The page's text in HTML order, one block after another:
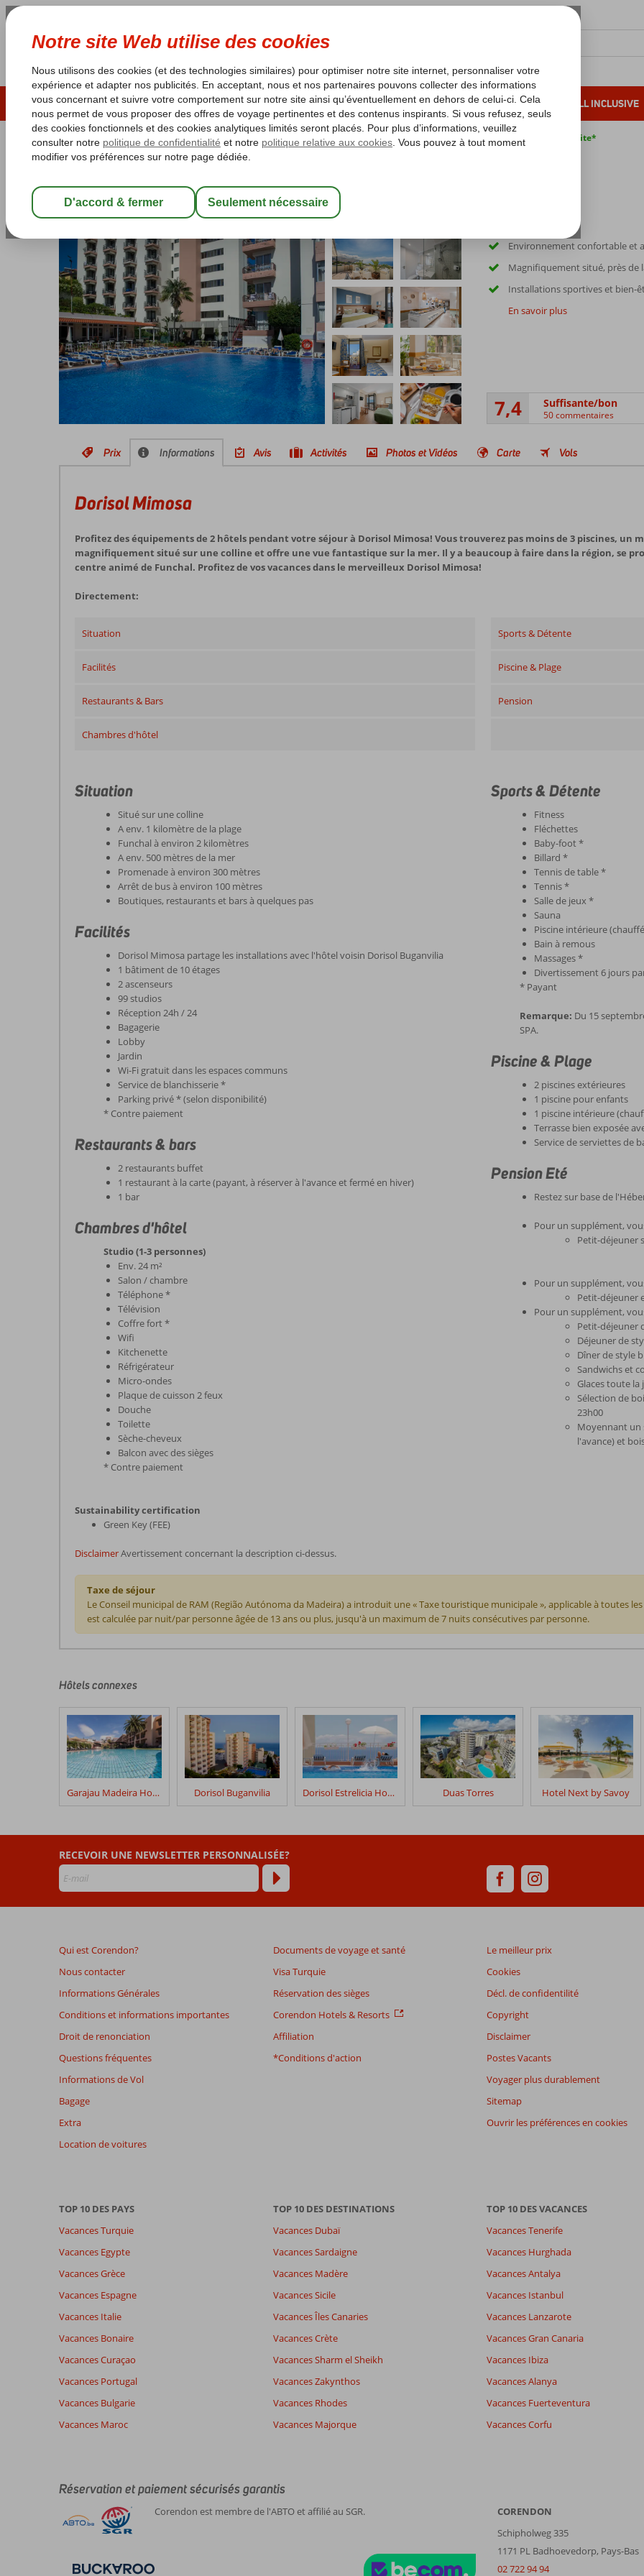
ÉTÉ 2026 LAST MINUTES SOLEIL D'HIVER VACANCES AU SOLEIL ALL INCLUSIVE
Les garanties de vacances Garantie du prix le plus bas* Pas de surcharge carburant Annulation gratuite*
Dorisol Mimosa
Environnement confortable et
Magnifiquement situé, près de
Installations sportives et bien-
En savoir plus
7,4 Suffisante/bon
50 commentaires
Prix Informations Avis Activités Photos et Vidéos Carte Vols
Dorisol Mimosa
Profitez des équipements de 2 hôtels pendant votre séjour à Dorisol Mimosa! Vous trouverez pas moins de 3 piscines, un
magnifiquement situé sur une colline et offre une vue fantastique sur la mer. Il y a beaucoup à faire dans la région, se
centre animé de Funchal. Profitez de vos vacances dans le merveilleux Dorisol Mimosa!
Directement:
Situation
Facilités
Restaurants & Bars
Chambres d'hôtel
Sports & Détente
Piscine & Plage
Pension
Situation
Situé sur une colline
A env. 1 kilomètre de la plage
Funchal à environ 2 kilomètres
A env. 500 mètres de la mer
Promenade à environ 300 mètres
Arrêt de bus à environ 100 mètres
Boutiques, restaurants et bars à quelques pas
Facilités
Dorisol Mimosa partage les installations avec l'hôtel voisin Dorisol Buganvilia
1 bâtiment de 10 étages
2 ascenseurs
99 studios
Réception 24h / 24
Bagagerie
Lobby
Jardin
Wi-Fi gratuit dans les espaces communs
Service de blanchisserie *
Parking privé * (selon disponibilité)
* Contre paiement
Restaurants & bars
2 restaurants buffet
1 restaurant à la carte (payant, à réserver à l'avance et fermé en hiver)
1 bar
Chambres d'hôtel
Studio (1-3 personnes)
Env. 24 m²
Salon / chambre
Téléphone *
Télévision
Coffre fort *
Wifi
Kitchenette
Réfrigérateur
Micro-ondes
Plaque de cuisson 2 feux
Douche
Toilette
Sèche-cheveux
Balcon avec des sièges
* Contre paiement
Sports & Détente
Fitness
Fléchettes
Baby-foot *
Billard *
Tennis de table *
Tennis *
Salle de jeux *
Sauna
Piscine intérieure
Bain à remous
Massages *
Divertissement 6 jours
* Payant
Remarque: Du 15
SPA.
Piscine & Plage
2 piscines extérieures
1 piscine pour enfants
1 piscine intérieure
Terrasse bien exposée
Service de serviettes de
Pension Eté
Restez sur base de
Pour un supplément,
Petit-déjeuner
Pour un supplément,
Petit-déjeuner
Pour un supplément,
Petit-déjeuner
Déjeuner de
Dîner de style
Sandwichs et
Glaces toute la
Sélection de
23h00
Moyennant un
l'avance) et
Sustainability certification
Green Key (FEE)
DisclaimerAvertissement concernant la description ci-dessus.
Taxe de séjour
Le Conseil municipal de RAM (Região Autónoma da Madeira) a introduit une « Taxe touristique municipale », applicable à toutes
est calculée par nuit/par personne âgée de 13 ans ou plus, jusqu'à un maximum de 7 nuits consécutives par personne.
écrits
nos
clients
après
leur
séjour
Dorisol
Les
avis
de
plus
mois
sont
plus
afin
de
la
pertinence
savoir
avis.
Basé sur:
commentaires
7,4
Suffisante/bon
Chambres
7,0
Enfants
Expériences
de nos
clients
Filtrer par participants
Trier par
9,0
Non
avec grand (es) enfant (s)
Funchal:
Paysages
a
couper
souffle
Qualité-prix 9
Manger
Chambres
9
Enfants
Hôtels connexes
Garajau Madeira Hotel – Ocean & Nature Apartments Dorisol Buganvilia Dorisol Estrelicia Hotel Duas Torres Hotel Next by Savoy
RECEVOIR UNE NEWSLETTER PERSONNALISÉE?
Qui est Corendon?
Nous contacter
Informations Générales
Conditions et informations importantes
Droit de renonciation
Questions fréquentes
Informations de Vol
Bagage
Extra
Location de voitures
Documents de voyage et santé
Visa Turquie
Réservation des sièges
Corendon Hotels & Resorts
Affiliation
*Conditions d'action
Le meilleur prix
Cookies
Décl. de confidentilité
Copyright
Disclaimer
Postes Vacants
Voyager plus durablement
Sitemap
Ouvrir les préférences en cookies
TOP 10 DES PAYS
Vacances Turquie
Vacances Egypte
Vacances Grèce
Vacances Espagne
Vacances Italie
Vacances Bonaire
Vacances Curaçao
Vacances Portugal
Vacances Bulgarie
Vacances Maroc
TOP 10 DES DESTINATIONS
Vacances Dubaï
Vacances Sardaigne
Vacances Madère
Vacances Sicile
Vacances Îles Canaries
Vacances Crète
Vacances Sharm el Sheikh
Vacances Zakynthos
Vacances Rhodes
Vacances Majorque
TOP 10 DES VACANCES
Vacances Tenerife
Vacances Hurghada
Vacances Antalya
Vacances Istanbul
Vacances Lanzarote
Vacances Gran Canaria
Vacances Ibiza
Vacances Alanya
Vacances Fuerteventura
Vacances Corfu
Réservation et paiement sécurisés garantis
Corendon est membre de l'ABTO et affilié au SGR.
CORENDON
Schipholweg 335
1171 PL Badhoevedorp, Pays-Bas
02 722 94 94